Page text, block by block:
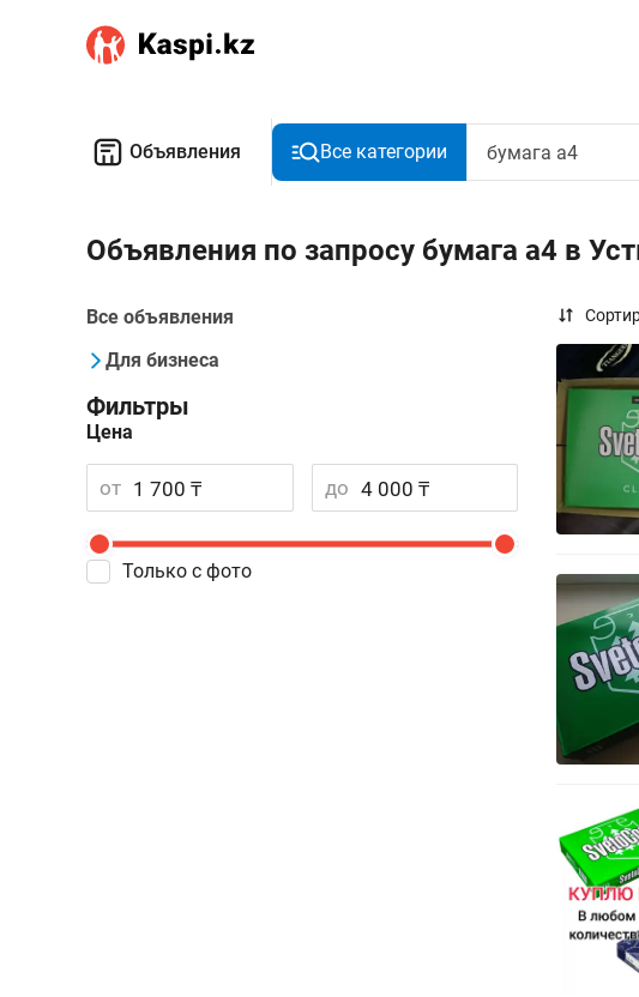
Объявления Все категории
Объявления по запросу бумага а4 в
Все объявления
Для бизнеса
Фильтры
Цена
от до
Только с фото